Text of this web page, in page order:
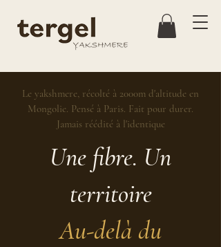
Le yakshmere, récolté à 2000m d'altitude en
Mongolie. Pensé à Paris. Fait pour durer.
Jamais réédité à l'identique
Une fibre. Un
territoire
Au-delà du